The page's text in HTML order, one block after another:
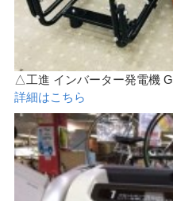
△工進 インバーター発電機
詳細はこちら